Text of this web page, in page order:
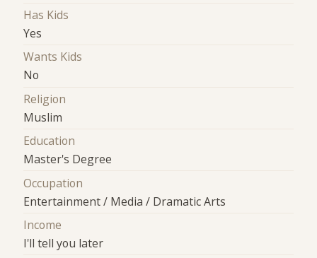
Has Kids
Yes
Wants Kids
No
Religion
Muslim
Education
Master's Degree
Occupation
Entertainment / Media / Dramatic Arts
Income
I'll tell you later